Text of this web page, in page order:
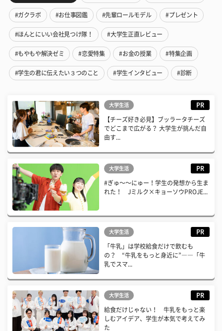
#ガクラボ #お仕事図鑑 #先輩ロールモデル #プレゼント
#ほんとにいい会社見つけ隊！ #大学生正直レビュー
#もやもや解決ゼミ #恋愛特集 #お金の授業 #特集企画
#学生の君に伝えたい３つのこと #学生インタビュー #診断
大学生活 PR
【チーズ好き必見】ブッラータチーズ
でどこまで広がる？ 大学生が挑んだ自
由す...
大学生活 PR
#ぎゅ〜〜にゅー！学生の発想から生ま
れた！ Jミルク×キョーソウPROJE...
大学生活 PR
「牛乳」は学校給食だけで飲むも
の？ “牛乳をもっと身近に”――「牛
乳でスマ...
大学生活 PR
給食だけじゃない！ 牛乳をもっと楽
しむアイデア、学生が本気で考えてみ
た